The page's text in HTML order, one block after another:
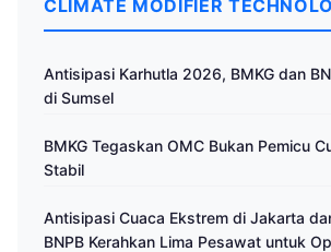
CLIMATE MODIFIER
Antisipasi Karhutla 2026, BMKG dan
di Sumsel
BMKG Tegaskan OMC Bukan Pemicu
Stabil
Antisipasi Cuaca Ekstrem di Jakarta
BNPB Kerahkan Lima Pesawat untuk